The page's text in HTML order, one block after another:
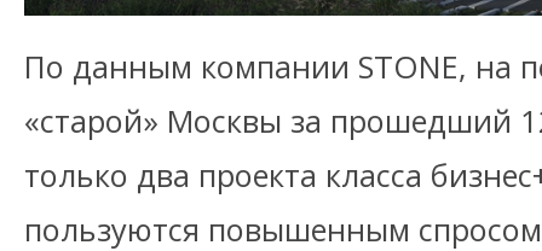
По данным компании STONE, на
«старой» Москвы за прошедший
только два проекта класса
пользуются повышенным